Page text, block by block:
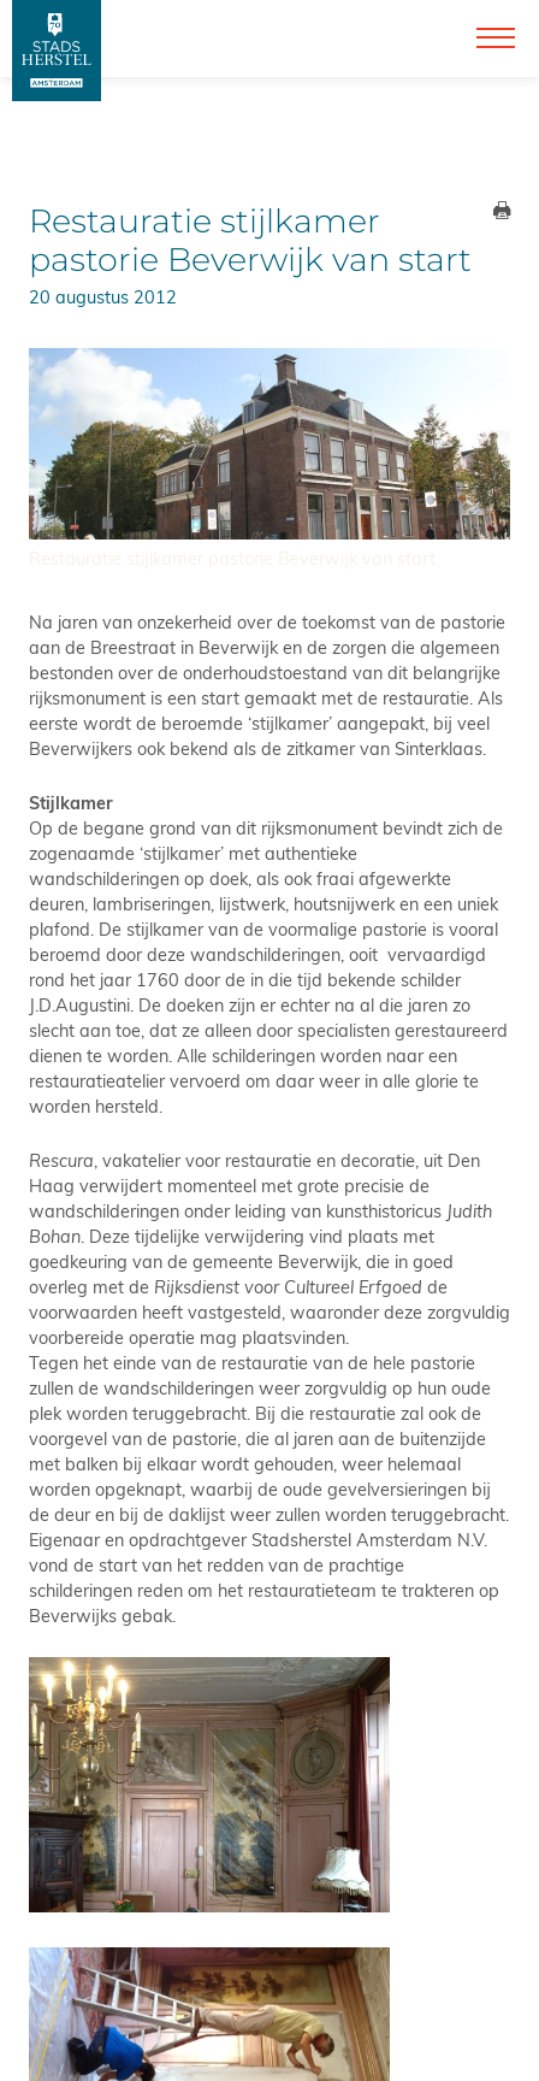
Restauratie stijlkamer
pastorie Beverwijk van start
20 augustus 2012
Na jaren van onzekerheid over de toekomst van de pastorie
aan de Breestraat in Beverwijk en de zorgen die algemeen
bestonden over de onderhoudstoestand van dit belangrijke
rijksmonument is een start gemaakt met de restauratie. Als
eerste wordt de beroemde ‘stijlkamer’ aangepakt, bij veel
Beverwijkers ook bekend als de zitkamer van Sinterklaas.
Stijlkamer
Op de begane grond van dit rijksmonument bevindt zich de
zogenaamde ‘stijlkamer’ met authentieke
wandschilderingen op doek, als ook fraai afgewerkte
deuren, lambriseringen, lijstwerk, houtsnijwerk en een uniek
plafond. De stijlkamer van de voormalige pastorie is vooral
beroemd door deze wandschilderingen, ooit vervaardigd
rond het jaar 1760 door de in die tijd bekende schilder
J.D.Augustini. De doeken zijn er echter na al die jaren zo
slecht aan toe, dat ze alleen door specialisten gerestaureerd
dienen te worden. Alle schilderingen worden naar een
restauratieatelier vervoerd om daar weer in alle glorie te
worden hersteld.
Rescura , vakatelier voor restauratie en decoratie, uit Den
Haag verwijdert momenteel met grote precisie de
wandschilderingen onder leiding van kunsthistoricus Judith
Bohan . Deze tijdelijke verwijdering vind plaats met
goedkeuring van de gemeente Beverwijk, die in goed
overleg met de Rijksdienst voor Cultureel Erfgoed de
voorwaarden heeft vastgesteld, waaronder deze zorgvuldig
voorbereide operatie mag plaatsvinden.
Tegen het einde van de restauratie van de hele pastorie
zullen de wandschilderingen weer zorgvuldig op hun oude
plek worden teruggebracht. Bij die restauratie zal ook de
voorgevel van de pastorie, die al jaren aan de buitenzijde
met balken bij elkaar wordt gehouden, weer helemaal
worden opgeknapt, waarbij de oude gevelversieringen bij
de deur en bij de daklijst weer zullen worden teruggebracht.
Eigenaar en opdrachtgever Stadsherstel Amsterdam N.V.
vond de start van het redden van de prachtige
schilderingen reden om het restauratieteam te trakteren op
Beverwijks gebak.